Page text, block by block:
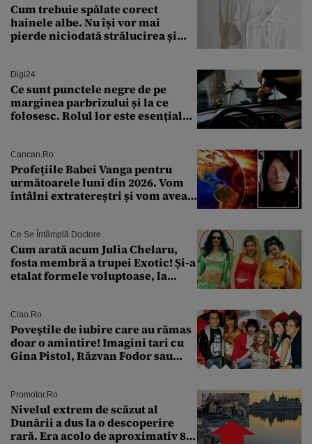
Cum trebuie spălate corect
hainele albe. Nu își vor mai
pierde niciodată strălucirea și
Digi24
Ce sunt punctele negre de pe
marginea parbrizului și la ce
folosesc. Rolul lor este esențial
Cancan.ro
Profețiile Babei Vanga pentru
următoarele luni din 2026. Vom
întâlni extratereștri și vom avea
Ce Se Întâmplă Doctore
Cum arată acum Julia Chelaru,
fosta membră a trupei Exotic! Și-a
etalat formele voluptoase, la
Ciao.ro
Poveştile de iubire care au rămas
doar o amintire! Imagini tari cu
Gina Pistol, Răzvan Fodor sau
Promotor.ro
Nivelul extrem de scăzut al
Dunării a dus la o descoperire
rară. Era acolo de aproximativ 80